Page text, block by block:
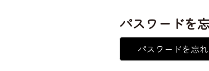
パスワードを
パスワードを忘